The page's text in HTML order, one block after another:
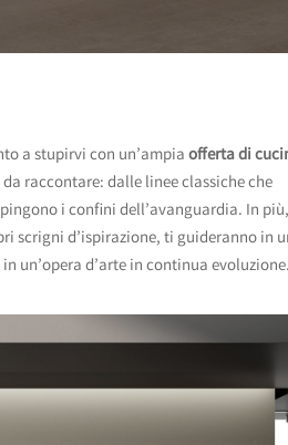
a stupirvi con un’ampiaofferta di
raccontare: dalle linee classiche che
i confini dell’avanguardia. In più,
scrigni d’ispirazione, ti guideranno in
un’opera d’arte in continua evoluzione.